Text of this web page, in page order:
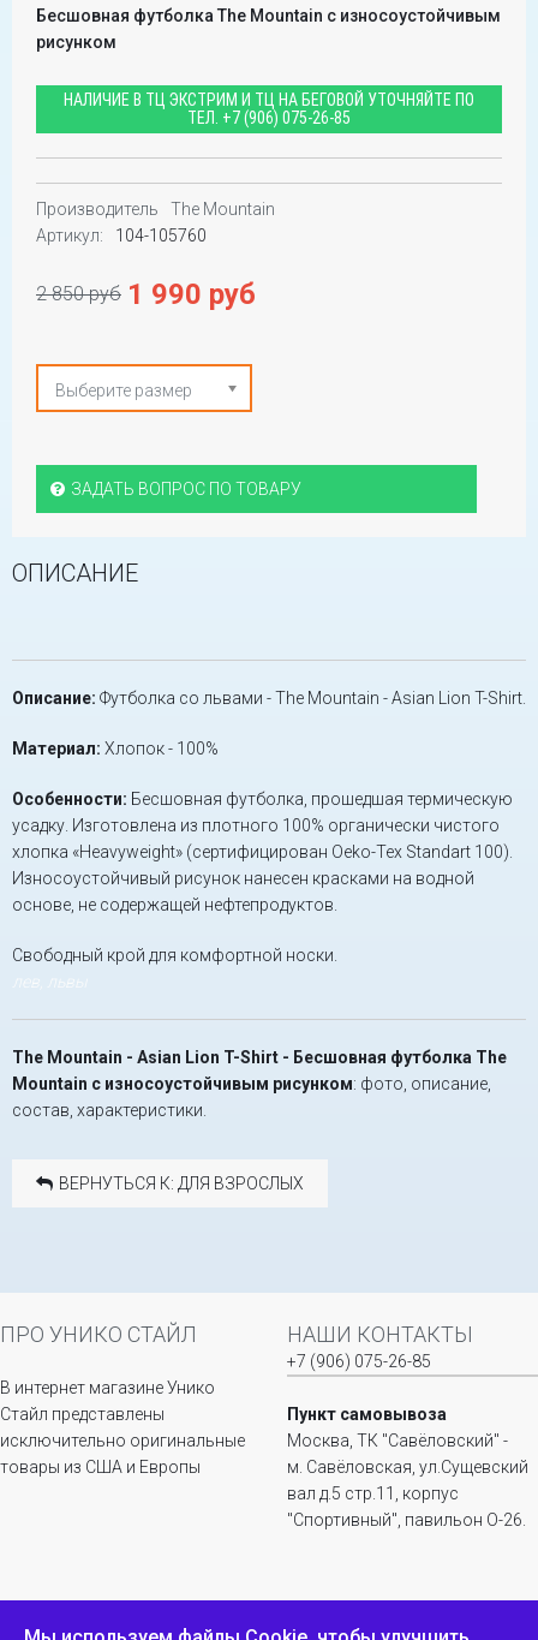
Бесшовная футболка The Mountain с износоустойчивым
рисунком
НАЛИЧИЕ В ТЦ ЭКСТРИМ И ТЦ НА БЕГОВОЙ УТОЧНЯЙТЕ ПО
ТЕЛ. +7 (906) 075-26-85
Производитель
The Mountain
Артикул:
104-105760
2 850 руб 1 990 руб
Выберите размер
ЗАДАТЬ ВОПРОС ПО ТОВАРУ
ОПИСАНИЕ
Описание: Футболка со львами - The Mountain - Asian Lion T-Shirt.
Материал: Хлопок - 100%
Особенности: Бесшовная футболка, прошедшая термическую
усадку. Изготовлена из плотного 100% органически чистого
хлопка «Heavyweight» (сертифицирован Oeko-Tex Standart 100).
Износоустойчивый рисунок нанесен красками на водной
основе, не содержащей нефтепродуктов.
Свободный крой для комфортной носки.
лев, львы
The Mountain - Asian Lion T-Shirt - Бесшовная футболка The
Mountain с износоустойчивым рисунком: фото, описание,
состав, характеристики.
ВЕРНУТЬСЯ К: ДЛЯ ВЗРОСЛЫХ
ПРО УНИКО СТАЙЛ
В интернет магазине Унико
Стайл представлены
исключительно оригинальные
товары из США и Европы
НАШИ КОНТАКТЫ
+7 (906) 075-26-85
Пункт самовывоза
Москва, ТК "Савёловский" -
м. Савёловская, ул.Сущевский
вал д.5 стр.11, корпус
"Спортивный", павильон О-26.
ИНФОРМАЦИЯ ОБРАТНАЯ СВЯЗЬ